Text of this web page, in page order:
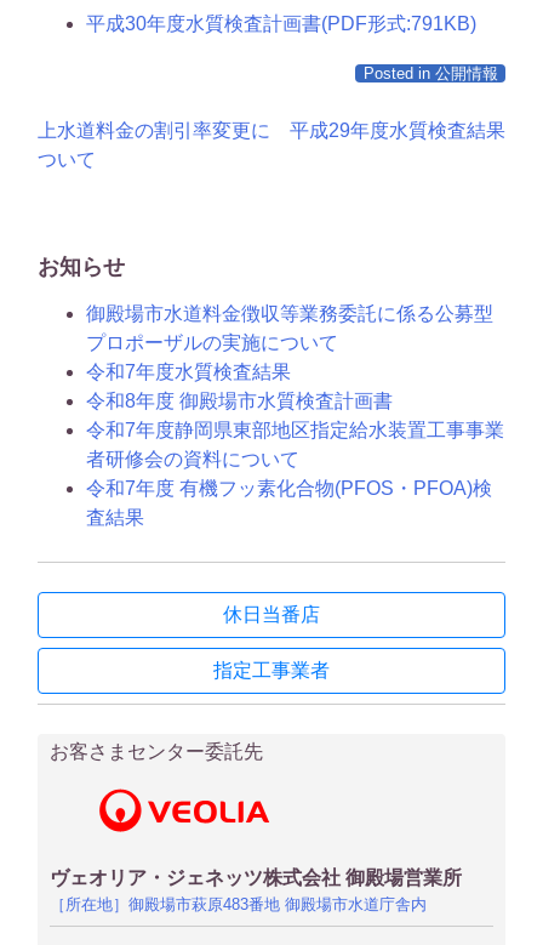
平成30年度水質検査計画書(PDF形式:791KB)
Posted in 公開情報
投
ビ
上水道料金の割引率変更に
ついて
平成29年度水質検査結果
お知らせ
御殿場市水道料金徴収等業務委託に係る公募型
プロポーザルの実施について
令和7年度水質検査結果
令和8年度 御殿場市水質検査計画書
令和7年度静岡県東部地区指定給水装置工事事業
者研修会の資料について
令和7年度 有機フッ素化合物(PFOS・PFOA)検
査結果
休日当番店
指定工事業者
お客さまセンター委託先
ヴェオリア・ジェネッツ株式会社 御殿場営業所
［所在地］御殿場市萩原483番地 御殿場市水道庁舎内